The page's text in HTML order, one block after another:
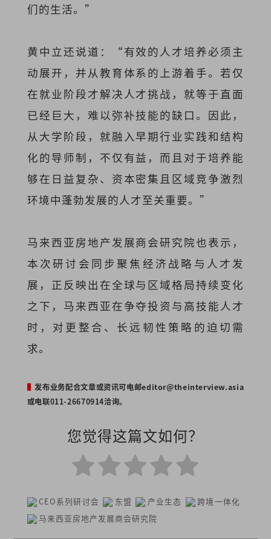
们的生活。”
黄中立还说道：“有效的人才培养必须主
动展开，并从教育体系的上游着手。若仅
在就业阶段才解决人才挑战，就等于直面
已经巨大，难以弥补技能的缺口。因此，
从大学阶段，就融入早期行业实践和结构
化的导师制，不仅有益，而且对于培养能
够在日益复杂、资本密集且区域竞争激烈
环境中蓬勃发展的人才至关重要。”
马来西亚房地产发展商会研究院也表示，
本次研讨会同步聚焦经济战略与人才发
展，正反映出在全球与区域格局持续变化
之下，马来西亚在争夺投资与高技能人才
时，对更整合、长远韧性策略的迫切需
求。
▌发布业务配合文章或资讯可电邮editor@theinterview.asia
或电联011-26670914洽询。
您觉得这篇文如何？
CEO系列研讨会 东盟 产业生态
跨境一体化
马来西亚房地产发展商会研究院